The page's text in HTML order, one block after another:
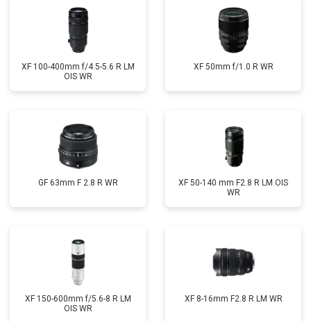
XF 100-400mm f/4.5-5.6 R LM
OIS WR
XF 50mm f/1.0 R WR
GF 63mm F 2.8 R WR
XF 50-140 mm F2.8 R LM OIS
WR
XF 150-600mm f/5.6-8 R LM
OIS WR
XF 8-16mm F2.8 R LM WR